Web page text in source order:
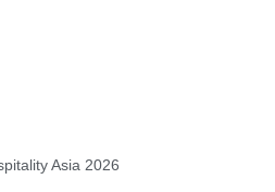
Asia 2026